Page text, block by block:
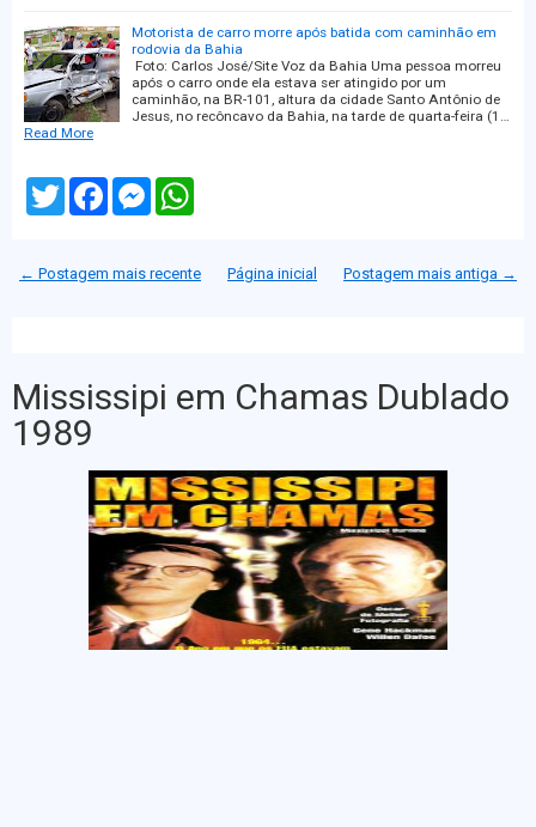
Motorista de carro morre após batida com caminhão em
rodovia da Bahia
Foto: Carlos José/Site Voz da Bahia Uma pessoa morreu
após o carro onde ela estava ser atingido por um
caminhão, na BR-101, altura da cidade Santo Antônio de
Jesus, no recôncavo da Bahia, na tarde de quarta-feira (1…
Read More
T
w
e
F
o
M
n
A
← Postagem mais recente Postagem mais antiga →
Página inicial
Mississipi em Chamas Dublado
1989